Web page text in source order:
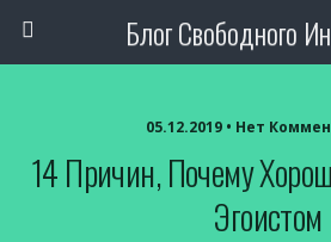
Блог Свободного
05.12.2019 • Нет
14 Причин, Почему
Эгоистом